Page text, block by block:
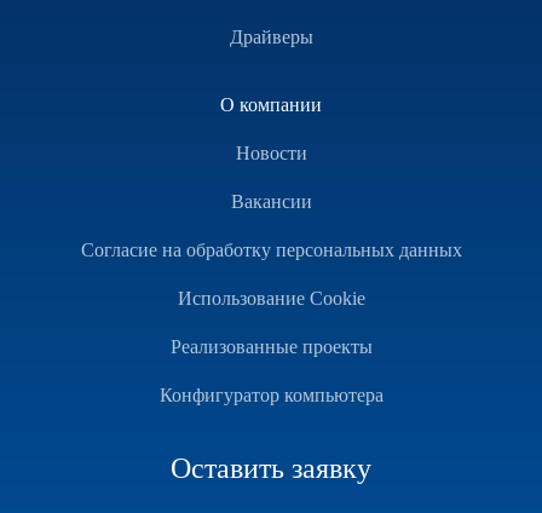
Драйверы
О компании
Новости
Вакансии
Согласие на обработку персональных данных
Использование Cookie
Реализованные проекты
Конфигуратор компьютера
Оставить заявку